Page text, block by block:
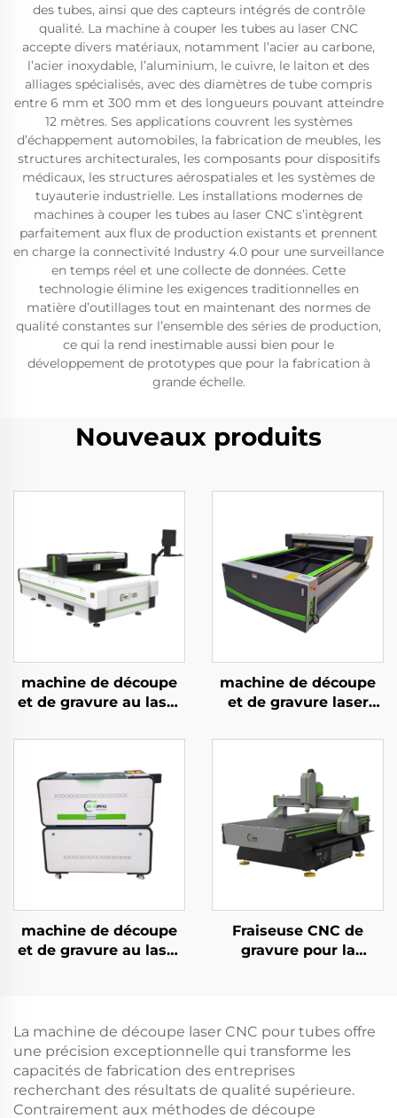
des tubes, ainsi que des capteurs intégrés de contrôle
qualité. La machine à couper les tubes au laser CNC
accepte divers matériaux, notamment l’acier au carbone,
l’acier inoxydable, l’aluminium, le cuivre, le laiton et des
alliages spécialisés, avec des diamètres de tube compris
entre 6 mm et 300 mm et des longueurs pouvant atteindre
12 mètres. Ses applications couvrent les systèmes
d’échappement automobiles, la fabrication de meubles, les
structures architecturales, les composants pour dispositifs
médicaux, les structures aérospatiales et les systèmes de
tuyauterie industrielle. Les installations modernes de
machines à couper les tubes au laser CNC s’intègrent
parfaitement aux flux de production existants et prennent
en charge la connectivité Industry 4.0 pour une surveillance
en temps réel et une collecte de données. Cette
technologie élimine les exigences traditionnelles en
matière d’outillages tout en maintenant des normes de
qualité constantes sur l’ensemble des séries de production,
ce qui la rend inestimable aussi bien pour le
développement de prototypes que pour la fabrication à
grande échelle.
Nouveaux produits
machine de découpe
et de gravure au laser
magnétique 1325,
machine de découpe
et de gravure laser
et verte pour
150 W, 300 W
machine de découpe
et de gravure au laser
Fraiseuse CNC de
gravure pour la
La machine de découpe laser CNC pour tubes offre
une précision exceptionnelle qui transforme les
capacités de fabrication des entreprises
recherchant des résultats de qualité supérieure.
Contrairement aux méthodes de découpe